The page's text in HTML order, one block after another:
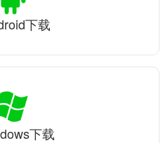
下载
下载